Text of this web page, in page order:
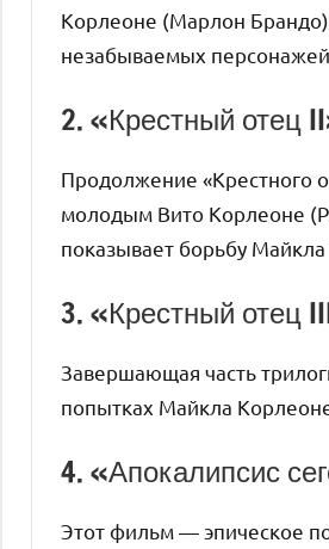
Корлеоне (Марлон Брандо).
незабываемых персонажей
2. «Крестный отец
Продолжение «Крестного
молодым Вито Корлеоне
показывает борьбу
3. «Крестный отец
Завершающая часть
попытках Майкла
4. «Апокалипсис
Этот фильм — эпическое